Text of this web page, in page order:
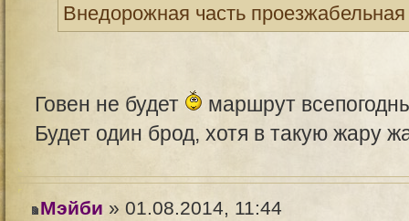
Внедорожная часть проезжабельная
Говен не будет
маршрут
Будет один брод, хотя в такую жару
Мэйби » 01.08.2014, 11:44